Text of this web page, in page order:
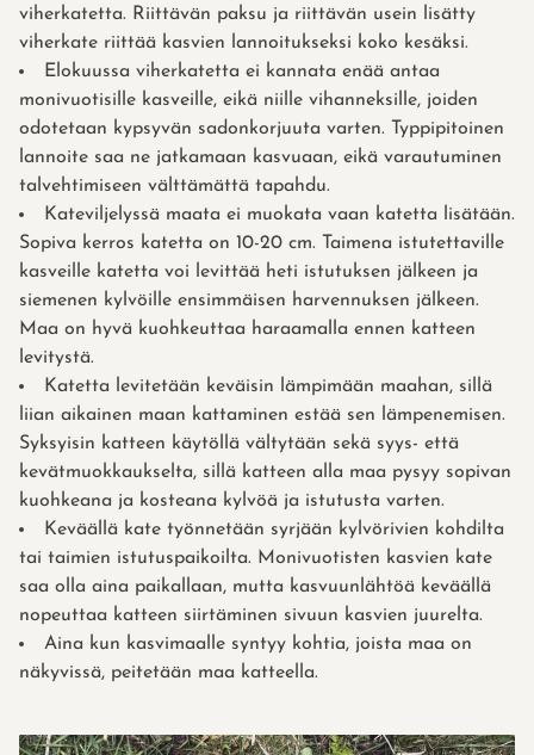
viherkatetta. Riittävän paksu ja riittävän usein lisätty
viherkate riittää kasvien lannoitukseksi koko kesäksi.
Elokuussa viherkatetta ei kannata enää antaa
monivuotisille kasveille, eikä niille vihanneksille, joiden
odotetaan kypsyvän sadonkorjuuta varten. Typpipitoinen
lannoite saa ne jatkamaan kasvuaan, eikä varautuminen
talvehtimiseen välttämättä tapahdu.
Kateviljelyssä maata ei muokata vaan katetta lisätään.
Sopiva kerros katetta on 10-20 cm. Taimena istutettaville
kasveille katetta voi levittää heti istutuksen jälkeen ja
siemenen kylvöille ensimmäisen harvennuksen jälkeen.
Maa on hyvä kuohkeuttaa haraamalla ennen katteen
levitystä.
Katetta levitetään keväisin lämpimään maahan, sillä
liian aikainen maan kattaminen estää sen lämpenemisen.
Syksyisin katteen käytöllä vältytään sekä syys- että
kevätmuokkaukselta, sillä katteen alla maa pysyy sopivan
kuohkeana ja kosteana kylvöä ja istutusta varten.
Keväällä kate työnnetään syrjään kylvörivien kohdilta
tai taimien istutuspaikoilta. Monivuotisten kasvien kate
saa olla aina paikallaan, mutta kasvuunlähtöä keväällä
nopeuttaa katteen siirtäminen sivuun kasvien juurelta.
Aina kun kasvimaalle syntyy kohtia, joista maa on
näkyvissä, peitetään maa katteella.